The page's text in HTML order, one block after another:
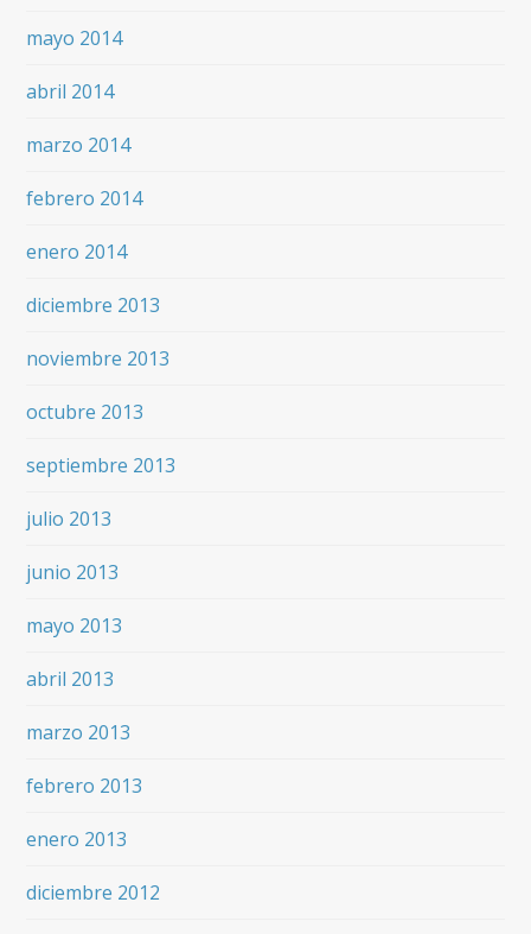
mayo 2014
abril 2014
marzo 2014
febrero 2014
enero 2014
diciembre 2013
noviembre 2013
octubre 2013
septiembre 2013
julio 2013
junio 2013
mayo 2013
abril 2013
marzo 2013
febrero 2013
enero 2013
diciembre 2012